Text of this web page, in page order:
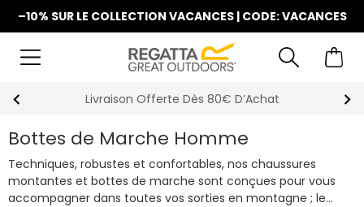
–10% SUR LE COLLECTION VACANCES | CODE: VACANCES
La Nouvelle Collection Est Disponible
Bottes de Marche Homme
Techniques, robustes et confortables, nos chaussures
montantes et bottes de marche sont conçues pour vous
accompagner dans toutes vos sorties en montagne ; le